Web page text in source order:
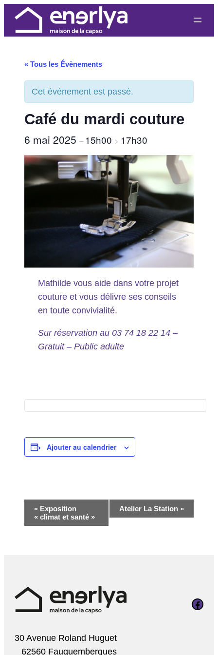
« Tous les Évènements
Cet évènement est passé.
Café du mardi couture
6 mai 2025– 15h00 > 17h30
Mathilde vous aide dans votre projet
couture et vous délivre ses conseils
en toute convivialité.
Sur réservation au 03 74 18 22 14 –
Gratuit – Public adulte
Ajouter au calendrier
Navigation
Évènement
« Exposition
« climat et santé »
Atelier La Station »
Page
30 Avenue Roland Huguet
62560 Fauquembergues